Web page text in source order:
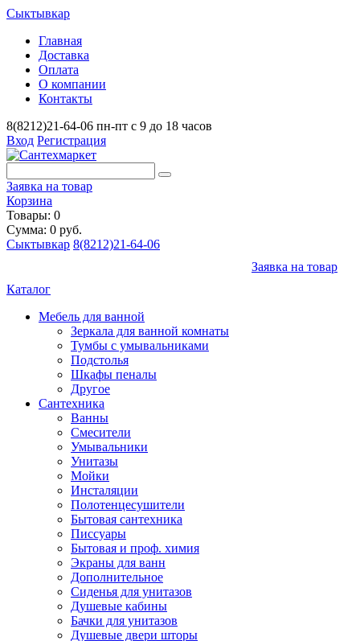
Сыктывкар
Главная
Доставка
Оплата
О компании
Контакты
8(8212)21-64-06 пн-пт с 9 до 18 часов
Вход Регистрация
Заявка на товар
Корзина
Товары: 0
Сумма: 0 руб.
Сыктывкар 8(8212)21-64-06
Заявка на товар
Каталог
Мебель для ванной
Зеркала для ванной комнаты
Тумбы с умывальниками
Подстолья
Шкафы пеналы
Другое
Сантехника
Ванны
Смесители
Умывальники
Унитазы
Мойки
Инсталяции
Полотенцесушители
Бытовая сантехника
Писсуары
Бытовая и проф. химия
Экраны для ванн
Дополнительное
Сиденья для унитазов
Душевые кабины
Бачки для унитазов
Душевые двери шторы